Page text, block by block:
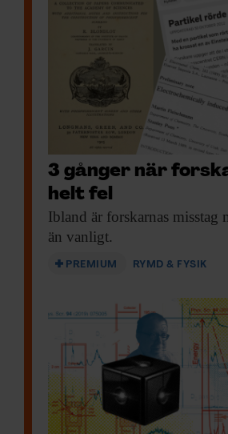
3 gånger när
helt fel
Ibland är forskarnas misstag
än vanligt.
PREMIUM RYMD & FYSIK